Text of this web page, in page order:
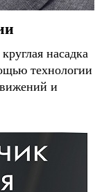
насадка
технологии
и